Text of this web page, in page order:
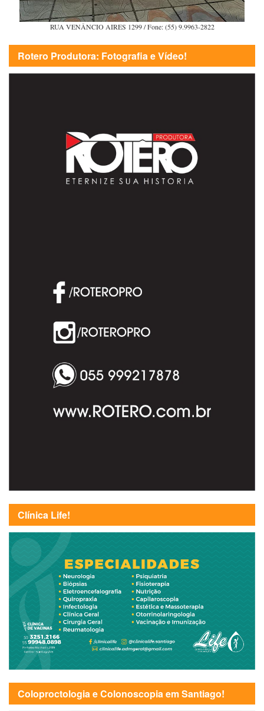
RUA VENÂNCIO AIRES 1299 / Fone: (55) 9.9963-2822
Rotero Produtora: Fotografia e Vídeo!
Clínica Life!
Coloproctologia e Colonoscopia em Santiago!